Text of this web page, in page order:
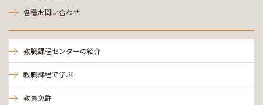
各種お問い合わせ
教職課程センターの紹介
教職課程で学ぶ
教員免許